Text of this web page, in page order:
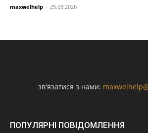
maxwelhelp - 25.03.2026
зв'язатися з нами:
ПОПУЛЯРНІ ПОВІДОМЛЕННЯ